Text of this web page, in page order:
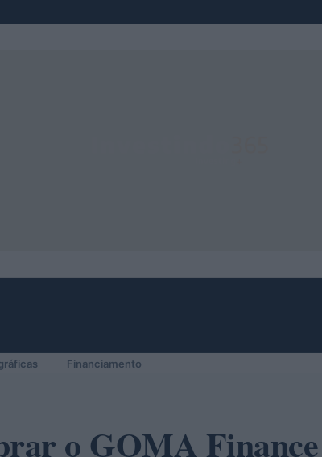
Financiamento
o GOMA Finance